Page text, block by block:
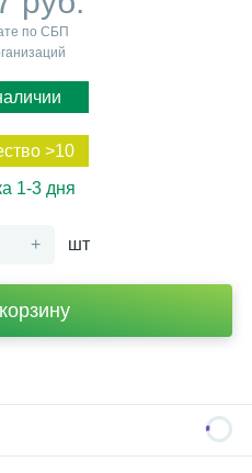
по СБП
>10
1-3 дня
+ шт